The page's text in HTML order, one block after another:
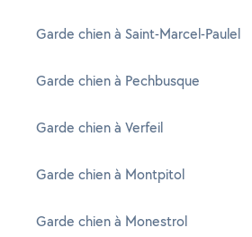
Garde chien à Saint-Marcel-Paulel
Garde chien à Pechbusque
Garde chien à Verfeil
Garde chien à Montpitol
Garde chien à Monestrol